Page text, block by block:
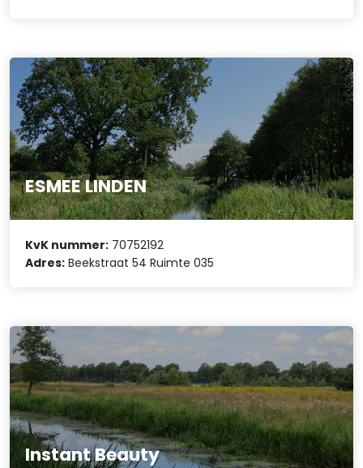
ESMEE LINDEN
KvK nummer: 70752192
Adres: Beekstraat 54 Ruimte 035
Instant Beauty